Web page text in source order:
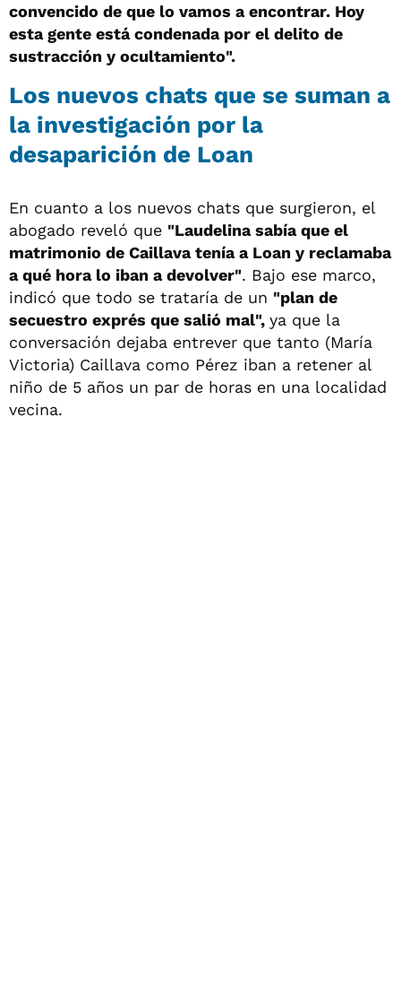
convencido de que lo vamos a encontrar. Hoy
esta gente está condenada por el delito de
sustracción y ocultamiento".
Los nuevos chats que se suman a
la investigación por la
desaparición de Loan
En cuanto a los nuevos chats que surgieron, el
abogado reveló que "Laudelina sabía que el
matrimonio de Caillava tenía a Loan y reclamaba
a qué hora lo iban a devolver". Bajo ese marco,
indicó que todo se trataría de un "plan de
secuestro exprés que salió mal", ya que la
conversación dejaba entrever que tanto (María
Victoria) Caillava como Pérez iban a retener al
niño de 5 años un par de horas en una localidad
vecina.